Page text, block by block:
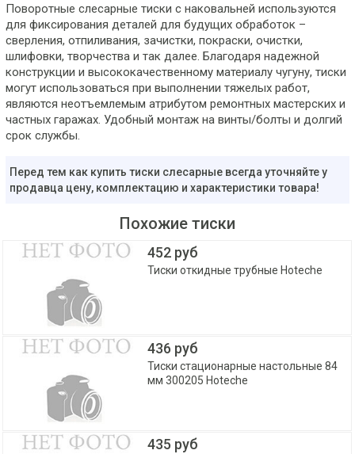
Поворотные слесарные тиски с наковальней используются
для фиксирования деталей для будущих обработок –
сверления, отпиливания, зачистки, покраски, очистки,
шлифовки, творчества и так далее. Благодаря надежной
конструкции и высококачественному материалу чугуну, тиски
могут использоваться при выполнении тяжелых работ,
являются неотъемлемым атрибутом ремонтных мастерских и
частных гаражах. Удобный монтаж на винты/болты и долгий
срок службы.
Перед тем как купить тиски слесарные всегда уточняйте у
продавца цену, комплектацию и характеристики товара!
Похожие тиски
452 руб
Тиски откидные трубные Hoteche
436 руб
Тиски стационарные настольные 84
мм 300205 Hoteche
435 руб